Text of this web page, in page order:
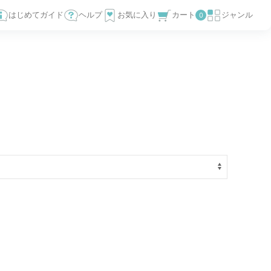
はじめてガイド ヘルプ お気に入り カート 0 ジャンル